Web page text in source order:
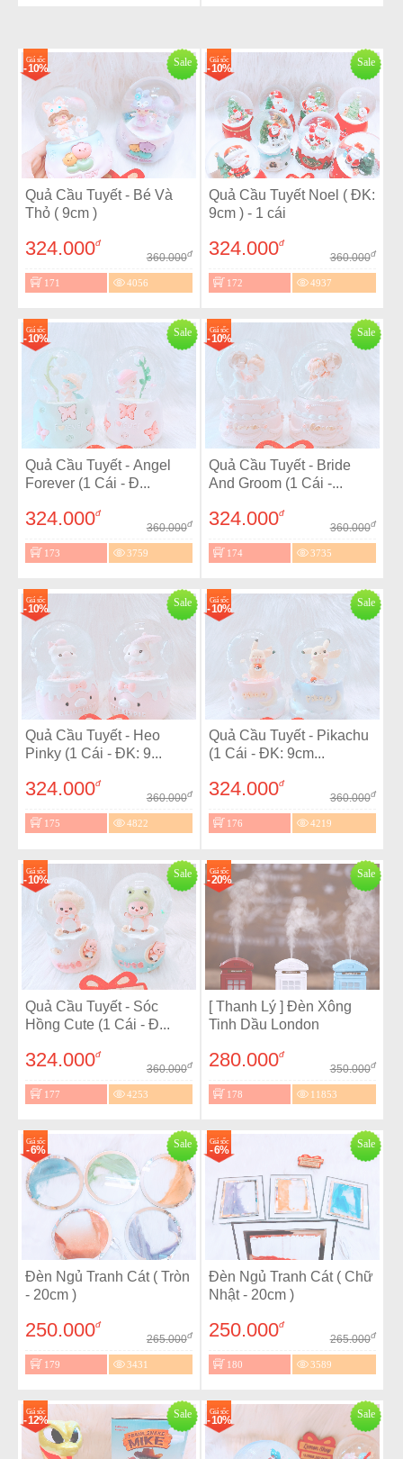
Sale
Giá sốc
- 10%
Quả Cầu Tuyết - Bé Và
Thỏ ( 9cm )
324.000đ
360.000đ
171 4056
Sale
Giá sốc
- 10%
Quả Cầu Tuyết Noel ( ĐK:
9cm ) - 1 cái
324.000đ
360.000đ
172 4937
Sale
Giá sốc
- 10%
Quả Cầu Tuyết - Angel
Forever (1 Cái - Đ...
324.000đ
360.000đ
173 3759
Sale
Giá sốc
- 10%
Quả Cầu Tuyết - Bride
And Groom (1 Cái -...
324.000đ
360.000đ
174 3735
Sale
Giá sốc
- 10%
Quả Cầu Tuyết - Heo
Pinky (1 Cái - ĐK: 9...
324.000đ
360.000đ
175 4822
Sale
Giá sốc
- 10%
Quả Cầu Tuyết - Pikachu
(1 Cái - ĐK: 9cm...
324.000đ
360.000đ
176 4219
Sale
Giá sốc
- 10%
Quả Cầu Tuyết - Sóc
Hồng Cute (1 Cái - Đ...
324.000đ
360.000đ
177 4253
Sale
Giá sốc
- 20%
[ Thanh Lý ] Đèn Xông
Tinh Dầu London
280.000đ
350.000đ
178 11853
Sale
Giá sốc
- 6%
Đèn Ngủ Tranh Cát ( Tròn
- 20cm )
250.000đ
265.000đ
179 3431
Sale
Giá sốc
- 6%
Đèn Ngủ Tranh Cát ( Chữ
Nhật - 20cm )
250.000đ
265.000đ
180 3589
Sale
Giá sốc
- 12% Sale
Giá sốc
- 10%